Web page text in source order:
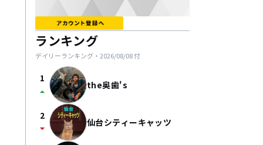
ランキング
デイリーランキング・ 2026/08/08付
1
arrow_drop_up the奥歯's
2
arrow_drop_down 仙台シティーキャッツ